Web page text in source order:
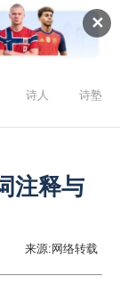
✕
诗人 诗塾
注释与
来源:网络转载